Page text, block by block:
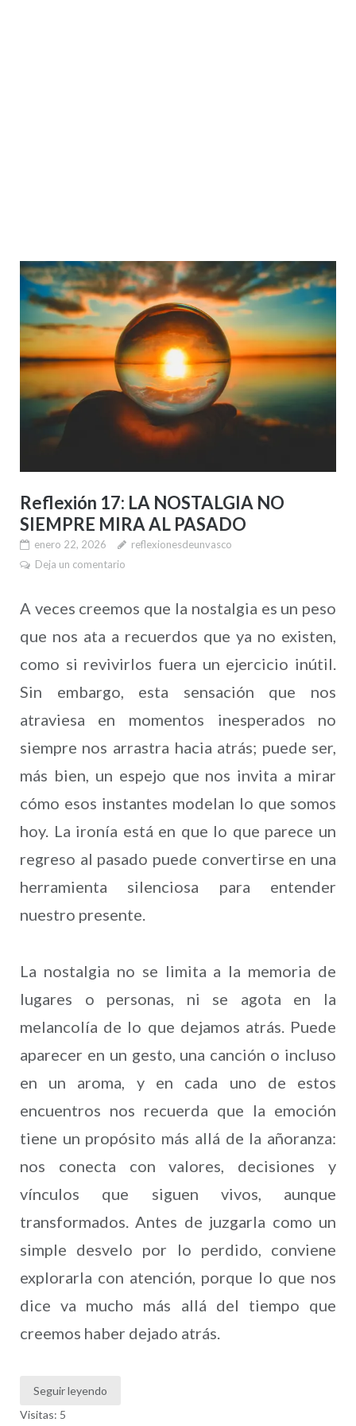
Reflexión 17: LA NOSTALGIA NO
SIEMPRE MIRA AL PASADO
enero 22, 2026
reflexionesdeunvasco
Deja un comentario
A veces creemos que la nostalgia es un peso
que nos ata a recuerdos que ya no existen,
como si revivirlos fuera un ejercicio inútil.
Sin embargo, esta sensación que nos
atraviesa en momentos inesperados no
siempre nos arrastra hacia atrás; puede ser,
más bien, un espejo que nos invita a mirar
cómo esos instantes modelan lo que somos
hoy. La ironía está en que lo que parece un
regreso al pasado puede convertirse en una
herramienta silenciosa para entender
nuestro presente.
La nostalgia no se limita a la memoria de
lugares o personas, ni se agota en la
melancolía de lo que dejamos atrás. Puede
aparecer en un gesto, una canción o incluso
en un aroma, y en cada uno de estos
encuentros nos recuerda que la emoción
tiene un propósito más allá de la añoranza:
nos conecta con valores, decisiones y
vínculos que siguen vivos, aunque
transformados. Antes de juzgarla como un
simple desvelo por lo perdido, conviene
explorarla con atención, porque lo que nos
dice va mucho más allá del tiempo que
creemos haber dejado atrás.
Seguir leyendo
Visitas: 5